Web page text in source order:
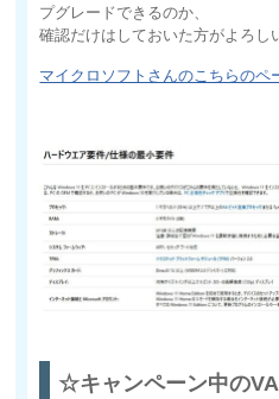
プグレードできるのか、
確認だけはしておいた方がよろし
マイクロソフトさんのこちらのペ
☆キャンペーン中の